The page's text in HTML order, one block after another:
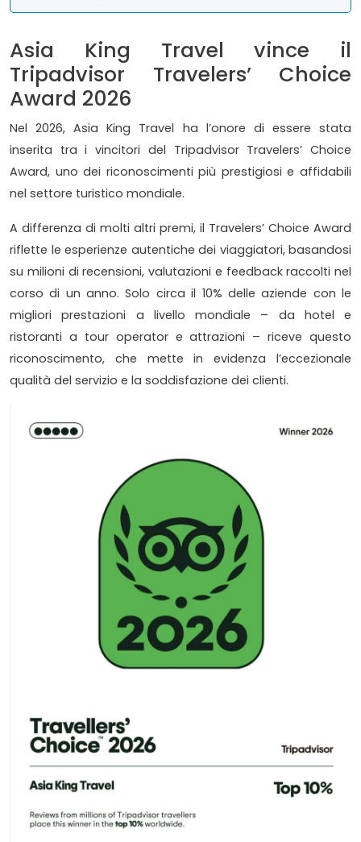
Asia King Travel vince il
Tripadvisor Travelers’ Choice
Award 2026
Nel 2026, Asia King Travel ha l’onore di essere stata
inserita tra i vincitori del Tripadvisor Travelers’ Choice
Award, uno dei riconoscimenti più prestigiosi e affidabili
nel settore turistico mondiale.
A differenza di molti altri premi, il Travelers’ Choice Award
riflette le esperienze autentiche dei viaggiatori, basandosi
su milioni di recensioni, valutazioni e feedback raccolti nel
corso di un anno. Solo circa il 10% delle aziende con le
migliori prestazioni a livello mondiale – da hotel e
ristoranti a tour operator e attrazioni – riceve questo
riconoscimento, che mette in evidenza l’eccezionale
qualità del servizio e la soddisfazione dei clienti.